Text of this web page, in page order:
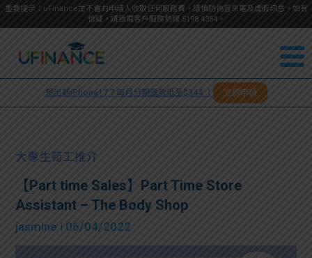
重要提示：uFinance並不會向申請人收取任何服務費，請慎防偽冒來電及虛假訊息。如有
懷疑，請致電客戶服務熱線 5198 4354。
我們
服務
學生
貸款
學生
資訊
們
＋
想出新iPhone17？每月分期還款低至$344 ！ 立即申請
大專生筍工推介
【Part time Sales】Part Time Store
Assistant – The Body Shop
jasmine | 06/04/2022